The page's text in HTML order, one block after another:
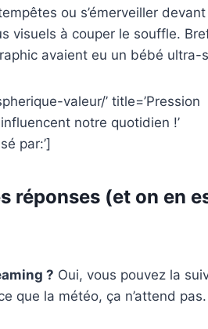
ou s’émerveiller devant
visuels à couper le souffle.
avaient eu un bébé ultra-
valeur/’ title=’Pression
notre quotidien !’
par:’]
réponses (et on en
? Oui, vous pouvez la
que la météo, ça n’attend pas.